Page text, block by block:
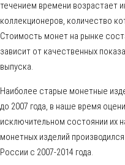
течением времени возрастает
коллекционеров, количество
Стоимость монет на рынке
зависит от качественных
выпуска.
Наиболее старые монетные
до 2007 года, в наше время
исключительном состоянии их
монетных изделий
России с 2007-2014 года.